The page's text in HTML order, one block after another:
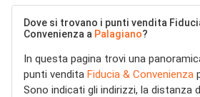
Dove si trovano i punti vendita
Convenienza a Palagiano?
In questa pagina trovi una
punti vendita Fiducia & Convenienza
Sono indicati gli indirizzi, la distanza